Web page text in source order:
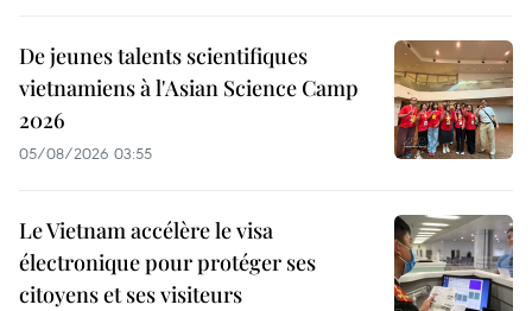
De jeunes talents scientifiques
vietnamiens à l'Asian Science Camp
2026
05/08/2026 03:55
Le Vietnam accélère le visa
électronique pour protéger ses
citoyens et ses visiteurs